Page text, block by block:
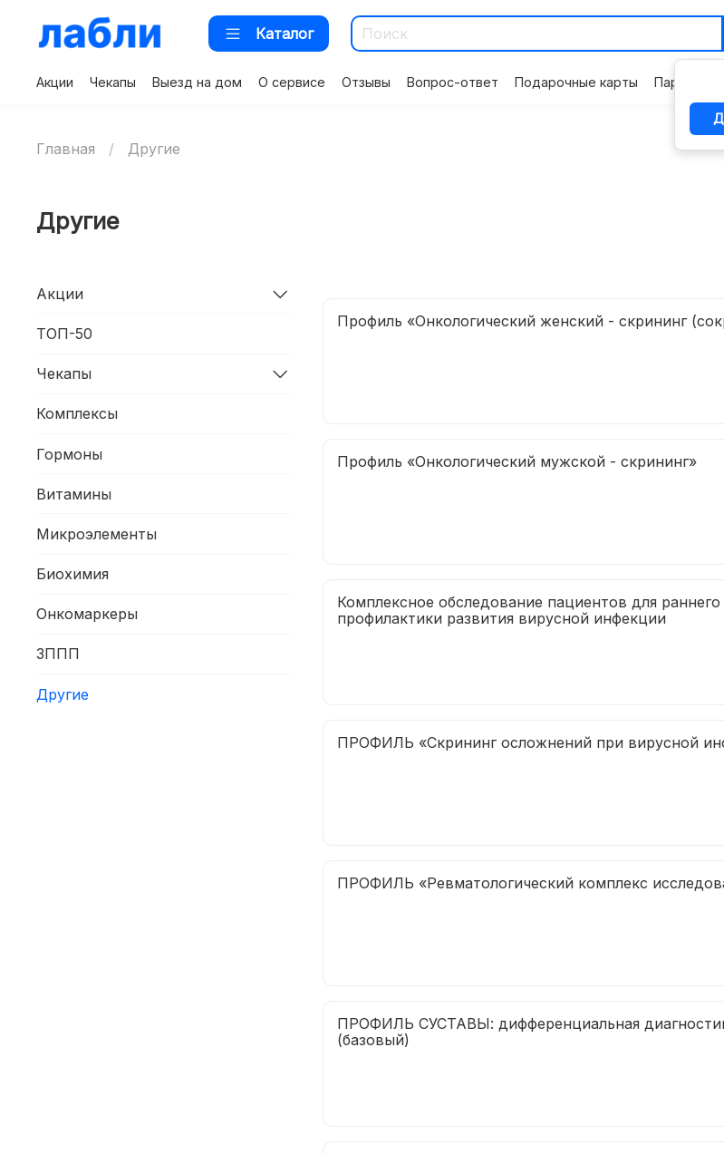
Каталог
Акции Чекапы Выезд на дом О сервисе Отзывы Вопрос-ответ Подарочные карты Партнерам
Главная Другие
Другие
Профиль «Онкологический женский - скрининг
Профиль «Онкологический мужской - скрининг»
Комплексное обследование пациентов для
профилактики развития вирусной инфекции
ПРОФИЛЬ «Скрининг осложнений при вирусной
ПРОФИЛЬ «Ревматологический комплекс
ПРОФИЛЬ СУСТАВЫ: дифференциальная
(базовый)
Акции
ТОП-50
Чекапы
Комплексы
Гормоны
Витамины
Микроэлементы
Биохимия
Онкомаркеры
ЗППП
Другие